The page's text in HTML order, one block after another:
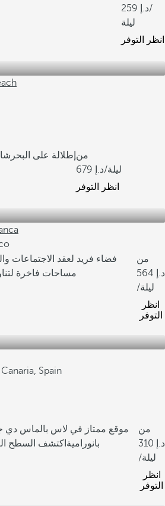
259
/
ليلة
انظر التوفر
إطلالة على البحر من
679
/ليلة
انظر التوفر
فضاء فريد لعقد الاجتماعات
مساحات فاخرة
من
564
/ليلة
انظر
التوفر
Spain
موقع ممتاز في لاس بالماس دي
بانورامية اكتشف السطح
من
310
/ليلة
انظر
التوفر